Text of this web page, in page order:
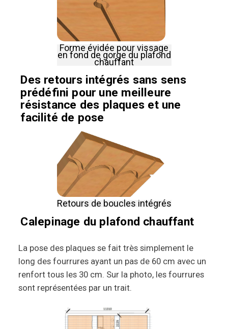
Forme évidée pour vissage
en fond de gorge du plafond
chauffant
Des retours intégrés sans sens
prédéfini pour une meilleure
résistance des plaques et une
facilité de pose
Retours de boucles intégrés
Calepinage du plafond chauffant
La pose des plaques se fait très simplement le
long des fourrures ayant un pas de 60 cm avec un
renfort tous les 30 cm. Sur la photo, les fourrures
sont représentées par un trait.